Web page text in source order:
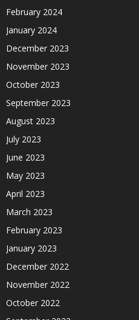
February 2024
January 2024
December 2023
November 2023
October 2023
September 2023
August 2023
July 2023
June 2023
May 2023
April 2023
March 2023
February 2023
January 2023
December 2022
November 2022
October 2022